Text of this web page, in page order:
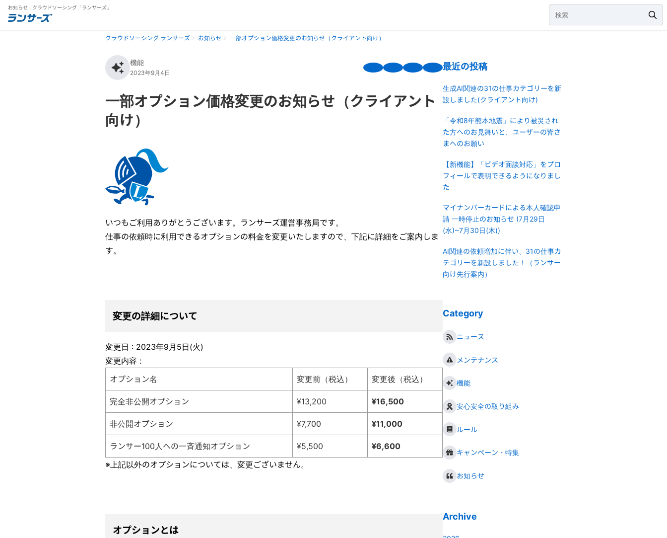
お知らせ | クラウドソーシング「ランサーズ」
クラウドソーシング ランサーズ お知らせ 一部オプション価格変更のお知らせ（クライアント向け）
機能
2023年9月4日
一部オプション価格変更のお知らせ（クライアント
向け）
いつもご利用ありがとうございます。ランサーズ運営事務局です。
仕事の依頼時に利用できるオプションの料金を変更いたしますので、下記に詳細をご案内しま
す。
変更の詳細について
変更日 : 2023年9月5日(火)
変更内容 :
オプション名
変更前（税込） 変更後（税込）
完全非公開オプション ¥13,200 ¥16,500
非公開オプション ¥7,700 ¥11,000
ランサー100人への一斉通知オプション ¥5,500
¥6,600
※上記以外のオプションについては、変更ございません。
オプションとは
最近の投稿
生成AI関連の31の仕事カテゴリーを新
設しました(クライアント向け)
「令和8年熊本地震」により被災され
た方へのお見舞いと、ユーザーの皆さ
まへのお願い
【新機能】「ビデオ面談対応」をプロ
フィールで表明できるようになりまし
た
マイナンバーカードによる本人確認申
請 一時停止のお知らせ (7月29日
(水)~7月30日(木))
AI関連の依頼増加に伴い、31の仕事カ
テゴリーを新設しました！（ランサー
向け先行案内）
Category
ニュース
メンテナンス
機能
安心安全の取り組み
ルール
キャンペーン・特集
お知らせ
Archive